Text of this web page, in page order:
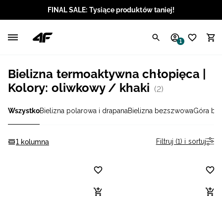
FINAL SALE: Tysiące produktów taniej!
1
Bielizna termoaktywna chłopięca |
Kolory: oliwkowy / khaki (2)
WszystkoBielizna polarowa i drapanaBielizna bezszwowaGóra
1 kolumna Filtruj (1) i sortuj
Angielski / USD